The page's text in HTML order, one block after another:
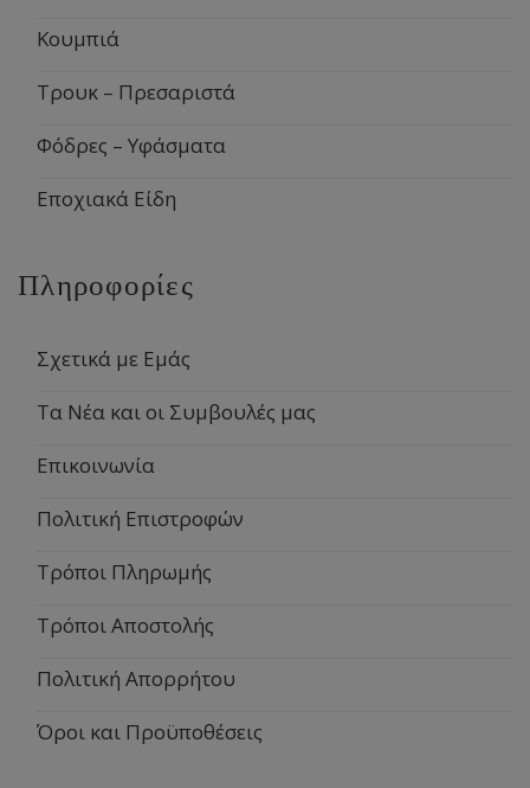
Κουμπιά
Τρουκ – Πρεσαριστά
Φόδρες – Υφάσματα
Εποχιακά Είδη
Πληροφορίες
Σχετικά με Εμάς
Τα Νέα και οι Συμβουλές μας
Επικοινωνία
Πολιτική Επιστροφών
Τρόποι Πληρωμής
Τρόποι Αποστολής
Πολιτική Απορρήτου
Όροι και Προϋποθέσεις